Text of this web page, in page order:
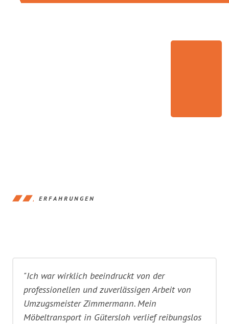
ERFAHRUNGEN
"Ich war wirklich beeindruckt von der
professionellen und zuverlässigen Arbeit von
Umzugsmeister Zimmermann. Mein
Möbeltransport in Gütersloh verlief reibungslos